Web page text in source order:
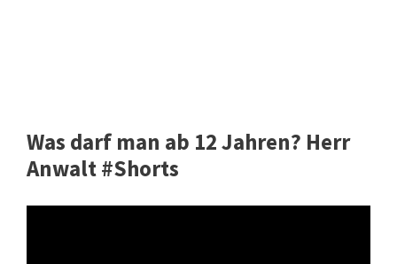
Was darf man ab 12 Jahren? Herr
Anwalt #Shorts